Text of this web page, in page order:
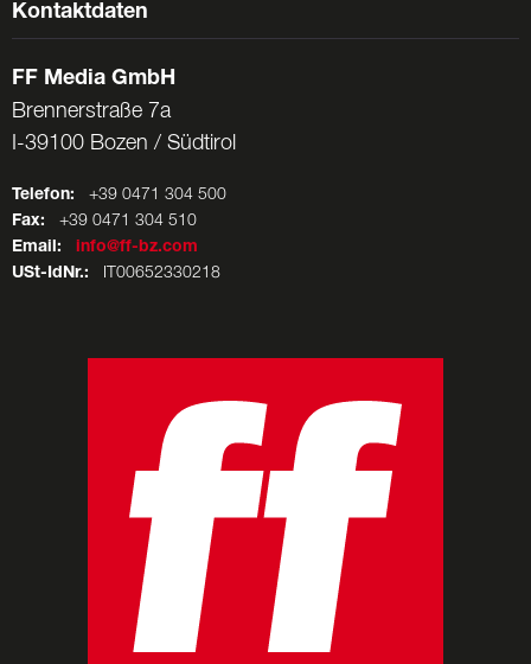
Kontaktdaten
FF Media GmbH
Brennerstraße 7a
I-39100 Bozen / Südtirol
Telefon: +39 0471 304 500
Fax: +39 0471 304 510
Email:
info@ff-bz.com
USt-IdNr.: IT00652330218